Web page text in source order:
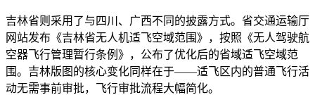
吉林省则采用了与四川、广西不同的披露方式。省交通运输厅
网站发布《吉林省无人机适飞空域范围》，按照《无人驾驶航
空器飞行管理暂行条例》，公布了优化后的省域适飞空域范
围。吉林版图的核心变化同样在于——适飞区内的普通飞行活
动无需事前审批，飞行审批流程大幅简化。